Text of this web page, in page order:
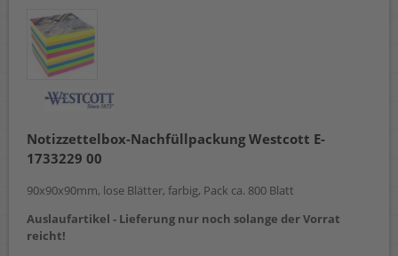
Notizzettelbox-Nachfüllpackung Westcott E-
1733229 00
90x90x90mm, lose Blätter, farbig, Pack ca. 800 Blatt
Auslaufartikel - Lieferung nur noch solange der Vorrat
reicht!